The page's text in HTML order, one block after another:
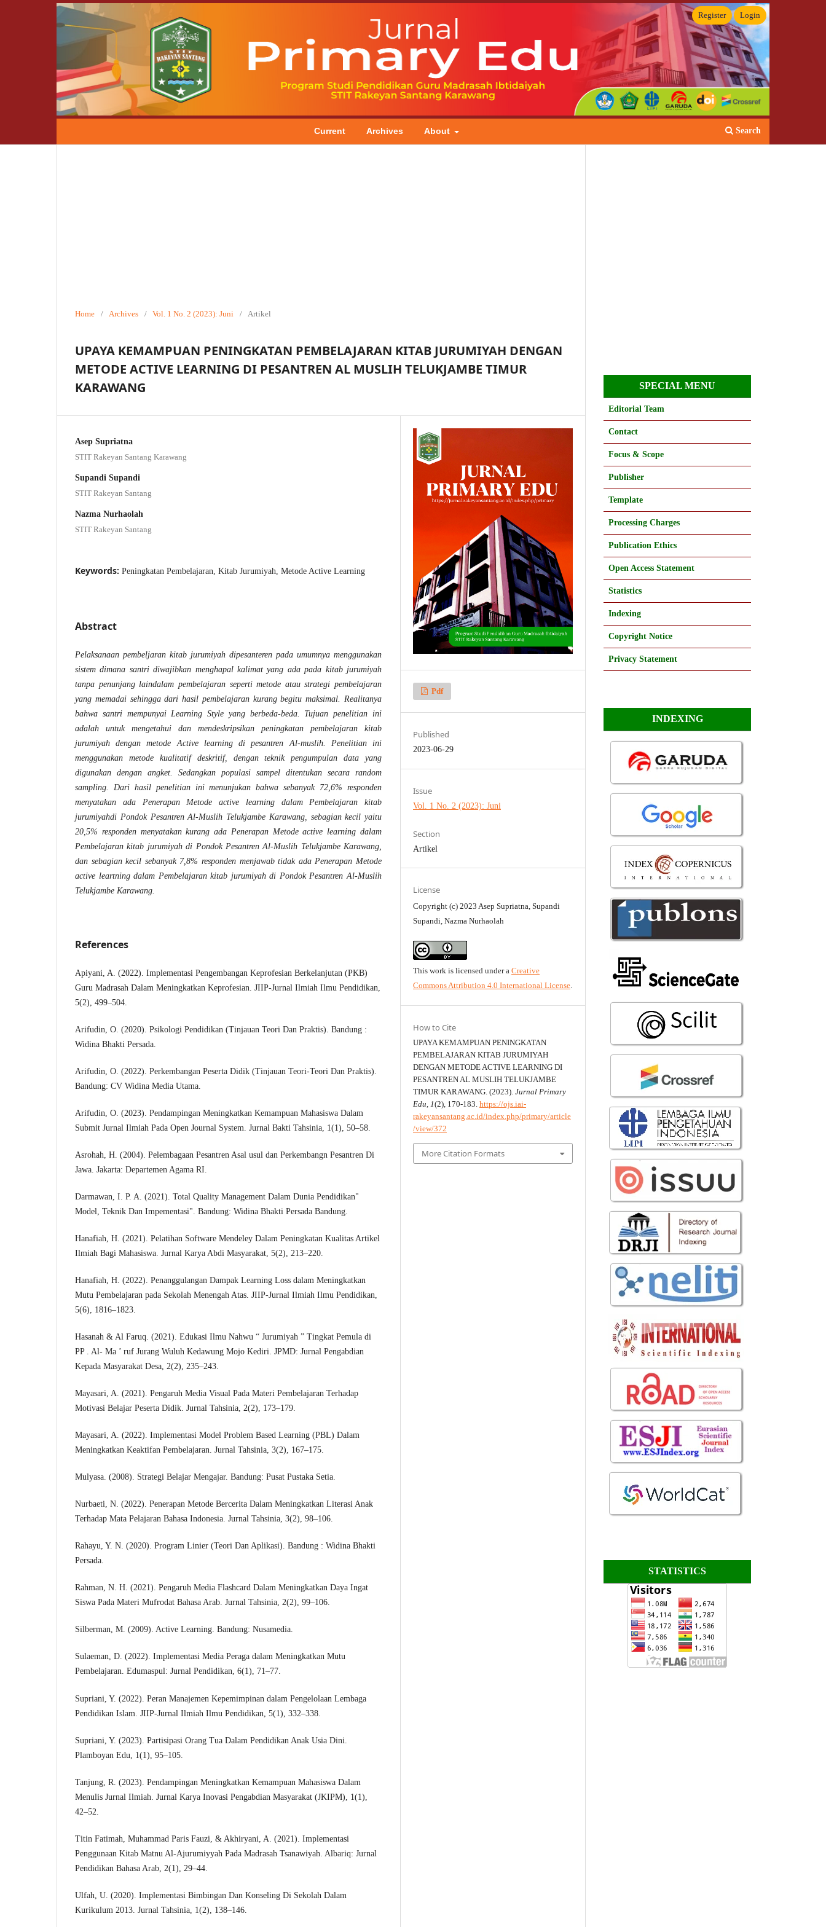
Current Archives About Search
Register Login
Home / Archives / Vol. 1 No. 2 (2023): Juni / Artikel
UPAYA KEMAMPUAN PENINGKATAN PEMBELAJARAN KITAB JURUMIYAH DENGAN
METODE ACTIVE LEARNING DI PESANTREN AL MUSLIH TELUKJAMBE TIMUR
KARAWANG
Asep Supriatna
STIT Rakeyan Santang Karawang
Supandi Supandi
STIT Rakeyan Santang
Nazma Nurhaolah
STIT Rakeyan Santang
Keywords: Peningkatan Pembelajaran, Kitab Jurumiyah, Metode Active Learning
Abstract
Pelaksanaan pembeljaran kitab jurumiyah dipesanteren pada umumnya menggunakan
sistem dimana santri diwajibkan menghapal kalimat yang ada pada kitab jurumiyah
tanpa penunjang laindalam pembelajaran seperti metode atau strategi pembelajaran
yang memadai sehingga dari hasil pembelajaran kurang begitu maksimal. Realitanya
bahwa santri mempunyai Learning Style yang berbeda-beda. Tujuan penelitian ini
adalah untuk mengetahui dan mendeskripsikan peningkatan pembelajaran kitab
jurumiyah dengan metode Active learning di pesantren Al-muslih. Penelitian ini
menggunakan metode kualitatif deskritif, dengan teknik pengumpulan data yang
digunakan dengan angket. Sedangkan populasi sampel ditentukan secara random
sampling. Dari hasil penelitian ini menunjukan bahwa sebanyak 72,6% responden
menyatakan ada Penerapan Metode active learning dalam Pembelajaran kitab
jurumiyahdi Pondok Pesantren Al-Muslih Telukjambe Karawang, sebagian kecil yaitu
20,5% responden menyatakan kurang ada Penerapan Metode active learning dalam
Pembelajaran kitab jurumiyah di Pondok Pesantren Al-Muslih Telukjambe Karawang,
dan sebagian kecil sebanyak 7,8% responden menjawab tidak ada Penerapan Metode
active leartning dalam Pembelajaran kitab jurumiyah di Pondok Pesantren Al-Muslih
Telukjambe Karawang.
References
Apiyani, A. (2022). Implementasi Pengembangan Keprofesian Berkelanjutan (PKB)
Guru Madrasah Dalam Meningkatkan Keprofesian. JIIP-Jurnal Ilmiah Ilmu Pendidikan,
5(2), 499–504.
Arifudin, O. (2020). Psikologi Pendidikan (Tinjauan Teori Dan Praktis). Bandung :
Widina Bhakti Persada.
Arifudin, O. (2022). Perkembangan Peserta Didik (Tinjauan Teori-Teori Dan Praktis).
Bandung: CV Widina Media Utama.
Arifudin, O. (2023). Pendampingan Meningkatkan Kemampuan Mahasiswa Dalam
Submit Jurnal Ilmiah Pada Open Journal System. Jurnal Bakti Tahsinia, 1(1), 50–58.
Asrohah, H. (2004). Pelembagaan Pesantren Asal usul dan Perkembangn Pesantren Di
Jawa. Jakarta: Departemen Agama RI.
Darmawan, I. P. A. (2021). Total Quality Management Dalam Dunia Pendidikan"
Model, Teknik Dan Impementasi". Bandung: Widina Bhakti Persada Bandung.
Hanafiah, H. (2021). Pelatihan Software Mendeley Dalam Peningkatan Kualitas Artikel
Ilmiah Bagi Mahasiswa. Jurnal Karya Abdi Masyarakat, 5(2), 213–220.
Hanafiah, H. (2022). Penanggulangan Dampak Learning Loss dalam Meningkatkan
Mutu Pembelajaran pada Sekolah Menengah Atas. JIIP-Jurnal Ilmiah Ilmu Pendidikan,
5(6), 1816–1823.
Hasanah & Al Faruq. (2021). Edukasi Ilmu Nahwu “ Jurumiyah ” Tingkat Pemula di
PP . Al- Ma ’ ruf Jurang Wuluh Kedawung Mojo Kediri. JPMD: Jurnal Pengabdian
Kepada Masyarakat Desa, 2(2), 235–243.
Mayasari, A. (2021). Pengaruh Media Visual Pada Materi Pembelajaran Terhadap
Motivasi Belajar Peserta Didik. Jurnal Tahsinia, 2(2), 173–179.
Mayasari, A. (2022). Implementasi Model Problem Based Learning (PBL) Dalam
Meningkatkan Keaktifan Pembelajaran. Jurnal Tahsinia, 3(2), 167–175.
Mulyasa. (2008). Strategi Belajar Mengajar. Bandung: Pusat Pustaka Setia.
Nurbaeti, N. (2022). Penerapan Metode Bercerita Dalam Meningkatkan Literasi Anak
Terhadap Mata Pelajaran Bahasa Indonesia. Jurnal Tahsinia, 3(2), 98–106.
Rahayu, Y. N. (2020). Program Linier (Teori Dan Aplikasi). Bandung : Widina Bhakti
Persada.
Rahman, N. H. (2021). Pengaruh Media Flashcard Dalam Meningkatkan Daya Ingat
Siswa Pada Materi Mufrodat Bahasa Arab. Jurnal Tahsinia, 2(2), 99–106.
Silberman, M. (2009). Active Learning. Bandung: Nusamedia.
Sulaeman, D. (2022). Implementasi Media Peraga dalam Meningkatkan Mutu
Pembelajaran. Edumaspul: Jurnal Pendidikan, 6(1), 71–77.
Supriani, Y. (2022). Peran Manajemen Kepemimpinan dalam Pengelolaan Lembaga
Pendidikan Islam. JIIP-Jurnal Ilmiah Ilmu Pendidikan, 5(1), 332–338.
Supriani, Y. (2023). Partisipasi Orang Tua Dalam Pendidikan Anak Usia Dini.
Plamboyan Edu, 1(1), 95–105.
Tanjung, R. (2023). Pendampingan Meningkatkan Kemampuan Mahasiswa Dalam
Menulis Jurnal Ilmiah. Jurnal Karya Inovasi Pengabdian Masyarakat (JKIPM), 1(1),
42–52.
Titin Fatimah, Muhammad Paris Fauzi, & Akhiryani, A. (2021). Implementasi
Penggunaan Kitab Matnu Al-Ajurumiyyah Pada Madrasah Tsanawiyah. Albariq: Jurnal
Pendidikan Bahasa Arab, 2(1), 29–44.
Ulfah, U. (2020). Implementasi Bimbingan Dan Konseling Di Sekolah Dalam
Kurikulum 2013. Jurnal Tahsinia, 1(2), 138–146.
Pdf
Published
2023-06-29
Issue
Vol. 1 No. 2 (2023): Juni
Section
Artikel
License
Copyright (c) 2023 Asep Supriatna, Supandi
Supandi, Nazma Nurhaolah
This work is licensed under aCreative
Commons Attribution 4.0 International License
How to Cite
UPAYA KEMAMPUAN PENINGKATAN
PEMBELAJARAN KITAB JURUMIYAH
DENGAN METODE ACTIVE LEARNING DI
PESANTREN AL MUSLIH TELUKJAMBE
TIMUR KARAWANG. (2023).Jurnal Primary
Edu 1(2), 170-183.https://ojs.iai-
rakeyansantang.ac.id/index.php/primary/article
/view/372
More Citation Formats
SPECIAL MENU
Editorial Team
Contact
Focus & Scope
Publisher
Template
Processing Charges
Publication Ethics
Open Access Statement
Statistics
Indexing
Copyright Notice
Privacy Statement
INDEXING
STATISTICS